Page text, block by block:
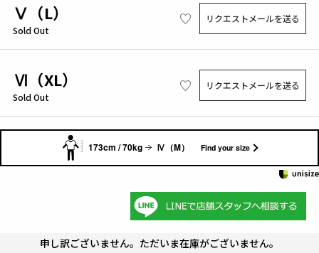
Ⅴ（L）
Sold Out
リクエストメールを送る
Ⅵ（XL）
Sold Out
リクエストメールを送る
173cm / 70kg Ⅳ（M） Find your size
申し訳ございません。ただいま在庫がございません。